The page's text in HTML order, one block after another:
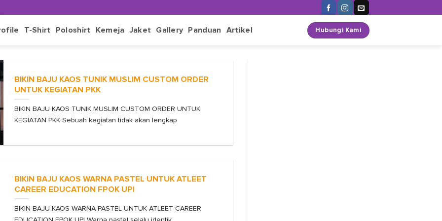
T-Shirt Poloshirt Kemeja Jaket Gallery Panduan Artikel Hubungi Kami
BIKIN BAJU KAOS TUNIK MUSLIM CUSTOM ORDER
UNTUK KEGIATAN PKK
BIKIN BAJU KAOS TUNIK MUSLIM CUSTOM ORDER UNTUK
KEGIATAN PKK Sebuah kegiatan tidak akan lengkap
BIKIN BAJU KAOS WARNA PASTEL UNTUK ATLEET
CAREER EDUCATION FPOK UPI
BIKIN BAJU KAOS WARNA PASTEL UNTUK ATLEET CAREER